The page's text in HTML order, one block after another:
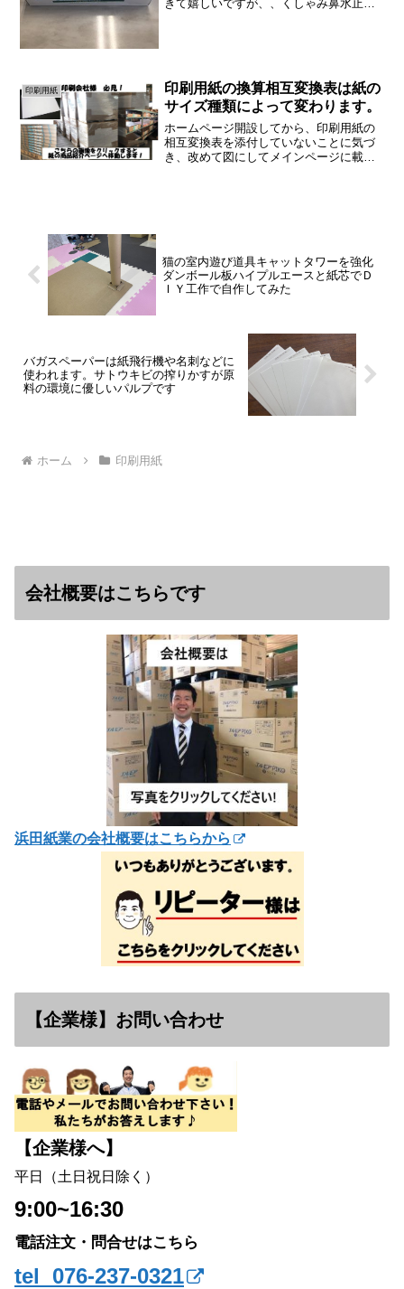
きて嬉しいですが、、くしゃみ鼻水止ま
印刷用紙
印刷用紙の換算相互変換表は紙の
サイズ種類によって変わります。
ホームページ開設してから、印刷用紙の
相互変換表を添付していないことに気づ
き、改めて図にしてメインページに載せ
猫の室内遊び道具キャットタワーを強化
ダンボール板ハイプルエースと紙芯でＤ
ＩＹ工作で自作してみた
バガスペーパーは紙飛行機や名刺などに
使われます。サトウキビの搾りかすが原
料の環境に優しいパルプです
ホーム 印刷用紙
会社概要はこちらです
浜田紙業の会社概要はこちらから
【企業様】お問い合わせ
【企業様へ】
平日（土日祝日除く）
9:00~16:30
電話注文・問合せはこちら
tel 076-237-0321